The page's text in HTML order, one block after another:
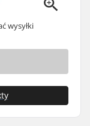
wysyłki